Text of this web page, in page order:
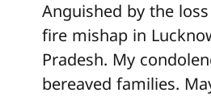
Anguished by the
fire mishap in
Pradesh. My
bereaved families.